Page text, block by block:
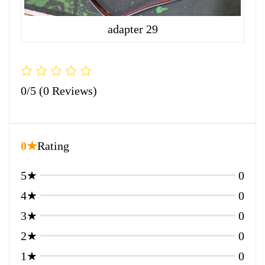
adapter 29
0/5 (0 Reviews)
0★Rating
5★
0
4★
0
3★
0
2★
0
1★
0